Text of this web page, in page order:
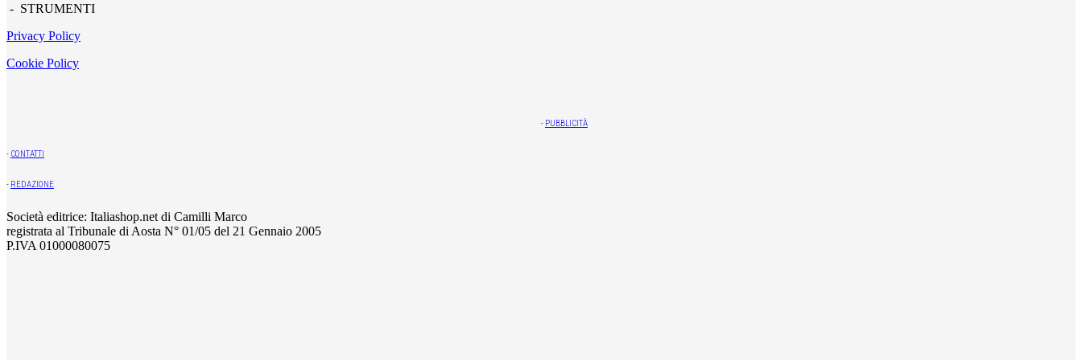
- STRUMENTI
Privacy Policy
Cookie Policy
- PUBBLICITÀ
- CONTATTI
- REDAZIONE
Società editrice: Italiashop.net di Camilli Marco
registrata al Tribunale di Aosta N° 01/05 del 21 Gennaio 2005
P.IVA 01000080075